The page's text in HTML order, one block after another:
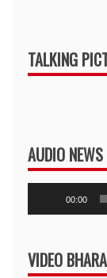
TALKING
AUDIO NEWS
Player
00:00
VIDEO